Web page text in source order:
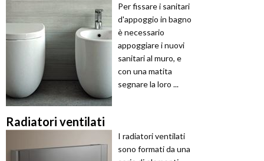
Per fissare i sanitari
d'appoggio in bagno
è necessario
appoggiare i nuovi
sanitari al muro, e
con una matita
segnare la loro ...
Radiatori ventilati
I radiatori ventilati
sono formati da una